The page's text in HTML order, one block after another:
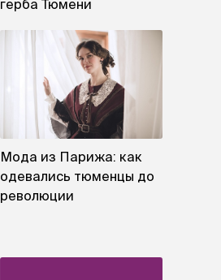
герба Тюмени
Мода из Парижа: как
одевались тюменцы до
революции